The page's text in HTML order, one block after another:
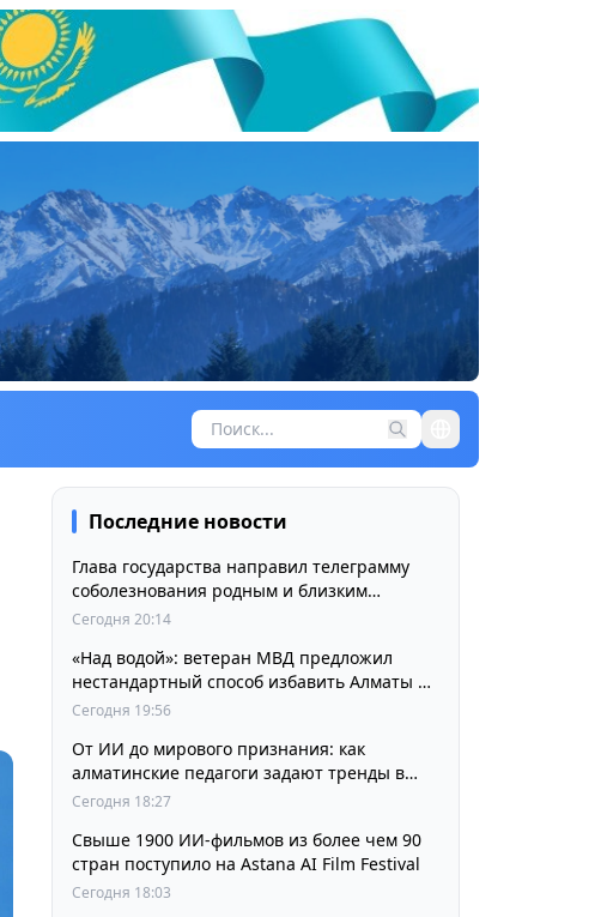
Последние новости
Глава государства направил телеграмму
соболезнования родным и близким
выдающегося кинорежиссера Ардака
Сегодня 20:14
«Над водой»: ветеран МВД предложил
нестандартный способ избавить Алматы от
пробок и смога
Сегодня 19:56
От ИИ до мирового признания: как
алматинские педагоги задают тренды в
изучении языков
Сегодня 18:27
Свыше 1900 ИИ-фильмов из более чем 90
стран поступило на Astana AI Film Festival
Сегодня 18:03